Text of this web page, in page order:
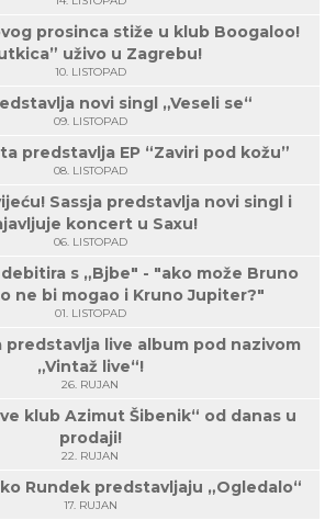
prosinca stiže u klub Boogaloo!
uživo u Zagrebu!
10. LISTOPAD
novi singl „Veseli se“
09. LISTOPAD
predstavlja EP “Zaviri pod kožu”
08. LISTOPAD
Sassja predstavlja novi singl i
koncert u Saxu!
06. LISTOPAD
s „Bjbe" - "ako može Bruno
ne bi mogao i Kruno Jupiter?"
01. LISTOPAD
predstavlja live album pod nazivom
„Vintaž live“!
26. RUJAN
klub Azimut Šibenik“ od danas u
prodaji!
22. RUJAN
Rundek predstavljaju „Ogledalo“
17. RUJAN